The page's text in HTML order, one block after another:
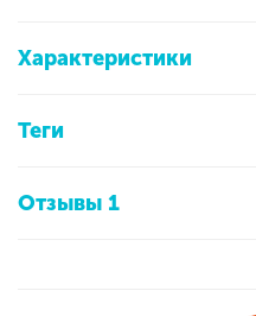
Характеристики
Теги
Отзывы 1